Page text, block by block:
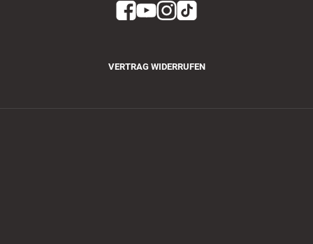
VERTRAG WIDERRUFEN